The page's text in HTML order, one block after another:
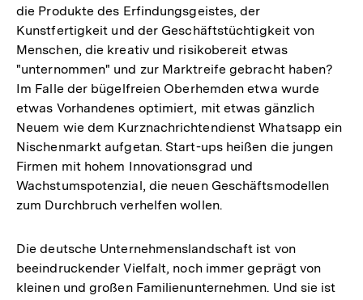
die Produkte des Erfindungsgeistes, der
Kunstfertigkeit und der Geschäftstüchtigkeit von
Menschen, die kreativ und risikobereit etwas
"unternommen" und zur Marktreife gebracht haben?
Im Falle der bügelfreien Oberhemden etwa wurde
etwas Vorhandenes optimiert, mit etwas gänzlich
Neuem wie dem Kurznachrichtendienst Whatsapp ein
Nischenmarkt aufgetan. Start-ups heißen die jungen
Firmen mit hohem Innovationsgrad und
Wachstumspotenzial, die neuen Geschäftsmodellen
zum Durchbruch verhelfen wollen.
Die deutsche Unternehmenslandschaft ist von
beeindruckender Vielfalt, noch immer geprägt von
kleinen und großen Familienunternehmen. Und sie ist